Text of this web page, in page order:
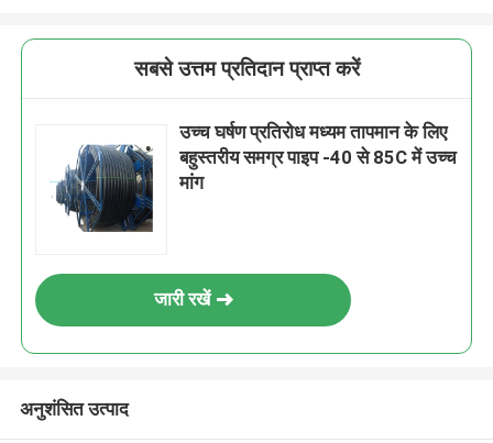
सबसे उत्तम प्रतिदान प्राप्त करें
उच्च घर्षण प्रतिरोध मध्यम तापमान के लिए
बहुस्तरीय समग्र पाइप -40 से 85C में उच्च
मांग
जारी रखें
अनुशंसित उत्पाद